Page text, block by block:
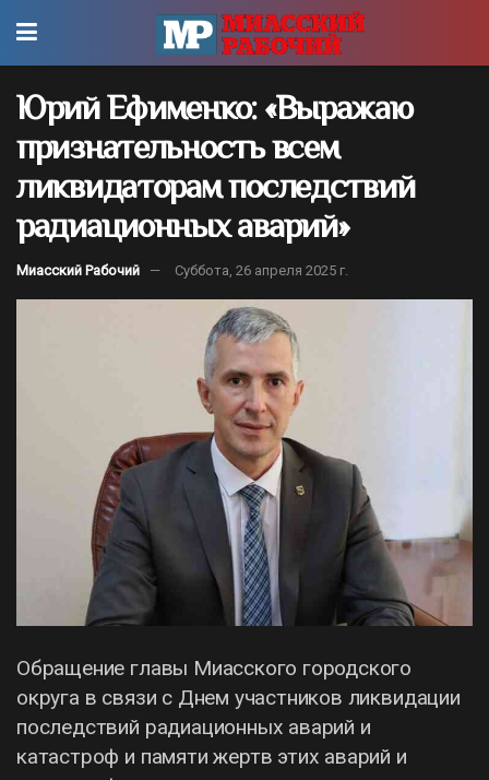
Юрий Ефименко: «Выражаю
признательность всем
ликвидаторам последствий
радиационных аварий»
Миасский Рабочий Суббота, 26 апреля 2025 г.
Обращение главы Миасского городского
округа в связи с Днем участников ликвидации
последствий радиационных аварий и
катастроф и памяти жертв этих аварий и